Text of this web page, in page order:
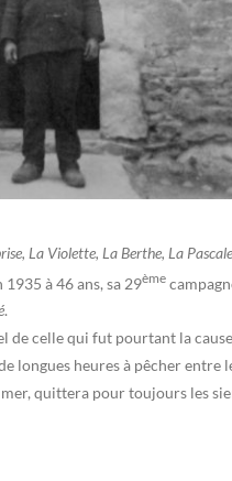
La Violette, La Berthe, La Pascale
1935 à 46 ans, sa 29ème
.
de celle qui fut pourtant la
longues heures à pêcher entre
quittera pour toujours les